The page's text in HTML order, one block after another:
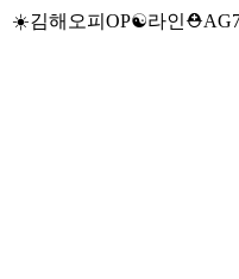
☀️김해오피OP☯️라인